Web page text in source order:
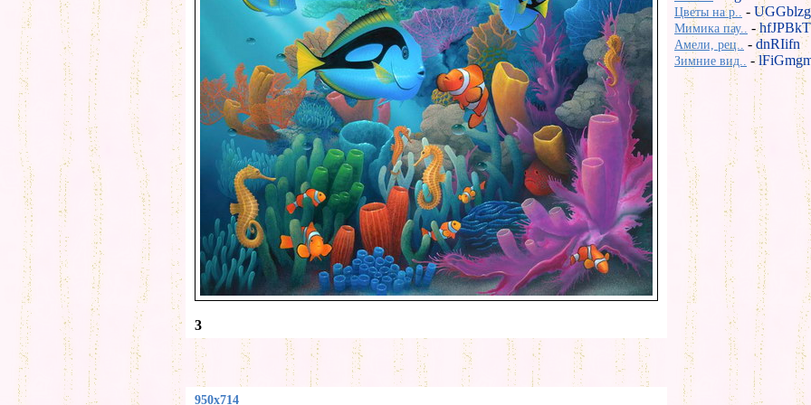
3
950x714
Цветы на р.. - UGGblzg
Мимика пау.. -hfJPBkT
Амели, рец.. - dnRIifn
Зимние вид.. -